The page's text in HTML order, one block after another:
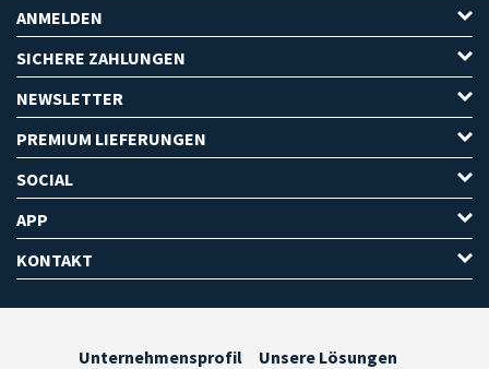
ANMELDEN
SICHERE ZAHLUNGEN
NEWSLETTER
PREMIUM LIEFERUNGEN
SOCIAL
APP
KONTAKT
Unternehmensprofil
Unsere Lösungen